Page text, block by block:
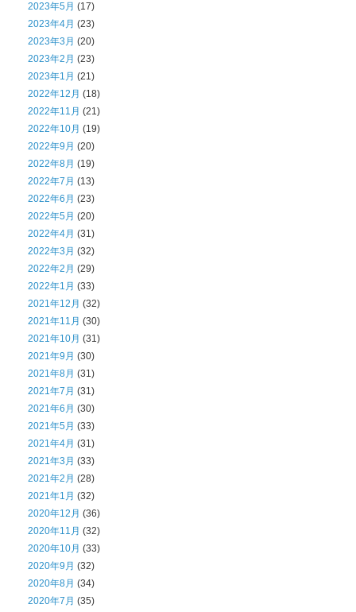
2023年5月 (17)
2023年4月 (23)
2023年3月 (20)
2023年2月 (23)
2023年1月 (21)
2022年12月 (18)
2022年11月 (21)
2022年10月 (19)
2022年9月 (20)
2022年8月 (19)
2022年7月 (13)
2022年6月 (23)
2022年5月 (20)
2022年4月 (31)
2022年3月 (32)
2022年2月 (29)
2022年1月 (33)
2021年12月 (32)
2021年11月 (30)
2021年10月 (31)
2021年9月 (30)
2021年8月 (31)
2021年7月 (31)
2021年6月 (30)
2021年5月 (33)
2021年4月 (31)
2021年3月 (33)
2021年2月 (28)
2021年1月 (32)
2020年12月 (36)
2020年11月 (32)
2020年10月 (33)
2020年9月 (32)
2020年8月 (34)
2020年7月 (35)